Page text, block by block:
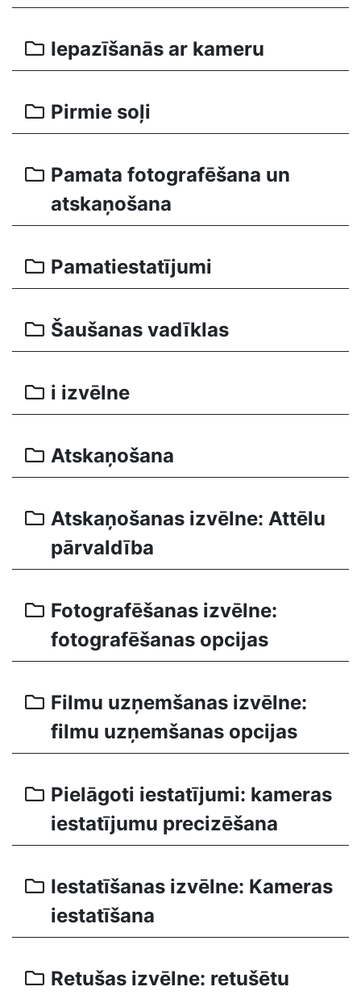
Iepazīšanās ar kameru
Pirmie soļi
Pamata fotografēšana un
atskaņošana
Pamatiestatījumi
Šaušanas vadīklas
i izvēlne
Atskaņošana
Atskaņošanas izvēlne: Attēlu
pārvaldība
Fotografēšanas izvēlne:
fotografēšanas opcijas
Filmu uzņemšanas izvēlne:
filmu uzņemšanas opcijas
Pielāgoti iestatījumi: kameras
iestatījumu precizēšana
Iestatīšanas izvēlne: Kameras
iestatīšana
Retušas izvēlne: retušētu